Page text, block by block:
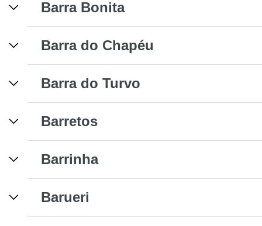
Barra Bonita
Barra do Chapéu
Barra do Turvo
Barretos
Barrinha
Barueri